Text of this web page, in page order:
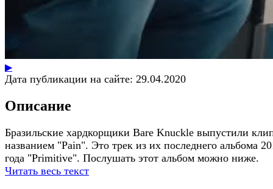
▶
Дата публикации на сайте: 29.04.2020
Описание
Бразильские хардкорщики Bare Knuckle выпустили
названием "Pain". Это трек из их последнего альбома
года "Primitive". Послушать этот альбом можно ниже.
Читать весь текст